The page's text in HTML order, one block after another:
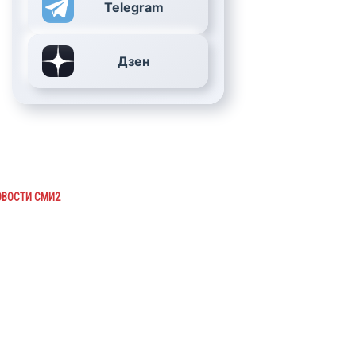
Telegram
Дзен
СМИ2